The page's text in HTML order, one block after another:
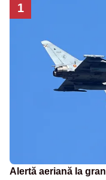
1
Alertă aeriană la